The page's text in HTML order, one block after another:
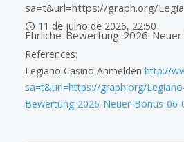
sa=t&url=https://graph.org/
Ehrliche-Bewertung-2026-
11 de julho de 2026, 22:50
References:
Legiano Casino Anmelden http://
sa=t&url=https://graph.org/
Bewertung-2026-Neuer-Bonus-06-